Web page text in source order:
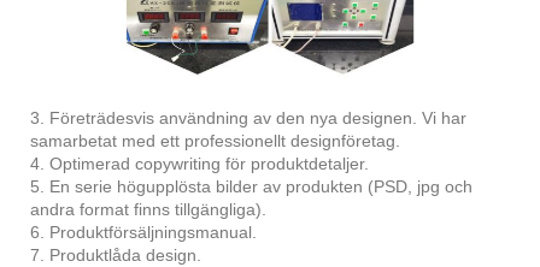
3. Företrädesvis användning av den nya designen. Vi har
samarbetat med ett professionellt designföretag.
4. Optimerad copywriting för produktdetaljer.
5. En serie högupplösta bilder av produkten (PSD, jpg och
andra format finns tillgängliga).
6. Produktförsäljningsmanual.
7. Produktlåda design.